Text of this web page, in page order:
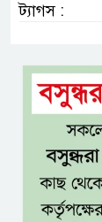
ট্যাগস :